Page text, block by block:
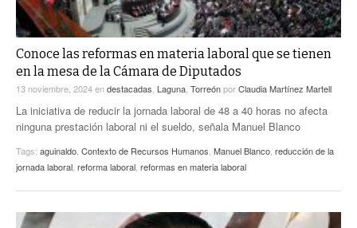
Conoce las reformas en materia laboral que se tienen
en la mesa de la Cámara de Diputados
13 noviembre, 2024endestacadas Laguna TorreónporClaudia Martínez Martell
La iniciativa de reducir la jornada laboral de 48 a 40 horas no afecta
ninguna prestación laboral ni el sueldo, señala Manuel Blanco
Tags: aguinaldo Contexto de Recursos Humanos Manuel Blanco reducción de la
jornada laboral reforma laboral reformas en materia laboral